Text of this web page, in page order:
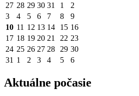
27 28 29 30 31 1
2
3
4 5 6 7 8
9
10 11 12 13 14 15 16
17 18 19 20 21 22 23
24 25 26 27 28 29 30
31 1 2 3 4 5 6
Aktuálne počasie